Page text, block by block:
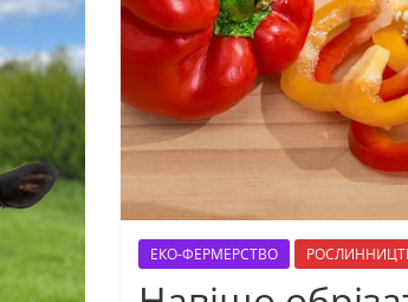
ЕКО-ФЕРМЕРСТВО